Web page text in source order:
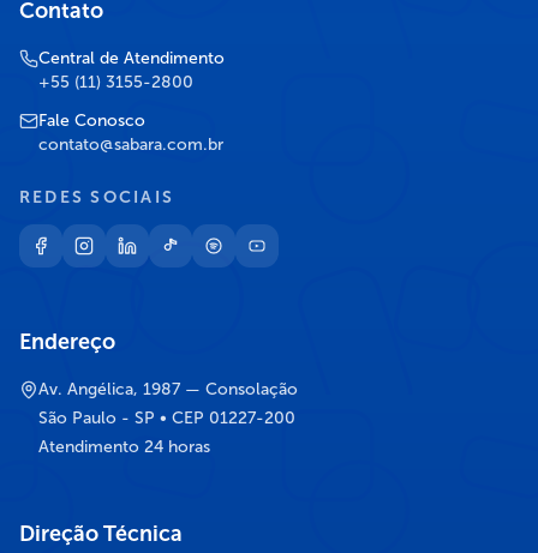
Contato
Central de Atendimento
+55 (11) 3155-2800
Fale Conosco
contato@sabara.com.br
REDES SOCIAIS
Endereço
Av. Angélica, 1987 — Consolação
São Paulo - SP • CEP 01227-200
Atendimento 24 horas
Direção Técnica